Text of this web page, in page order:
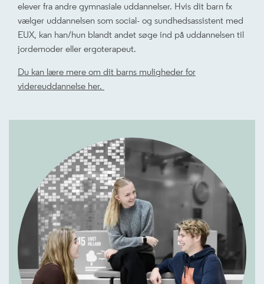
elever fra andre gymnasiale uddannelser. Hvis dit barn fx
vælger uddannelsen som social- og sundhedsassistent med
EUX, kan han/hun blandt andet søge ind på uddannelsen til
jordemoder eller ergoterapeut.
Du kan lære mere om dit barns muligheder for
videreuddannelse her.